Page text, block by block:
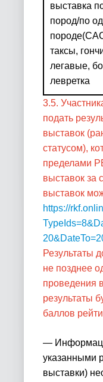
выставка
пород/по
породе(
таксы,
легавые,
левретка
3.5.
подать
выставок
статусом),
пределами
выставок за
выставок
https://
Результаты
не позднее
проведения
результаты
баллов
—
указанными
выставки)